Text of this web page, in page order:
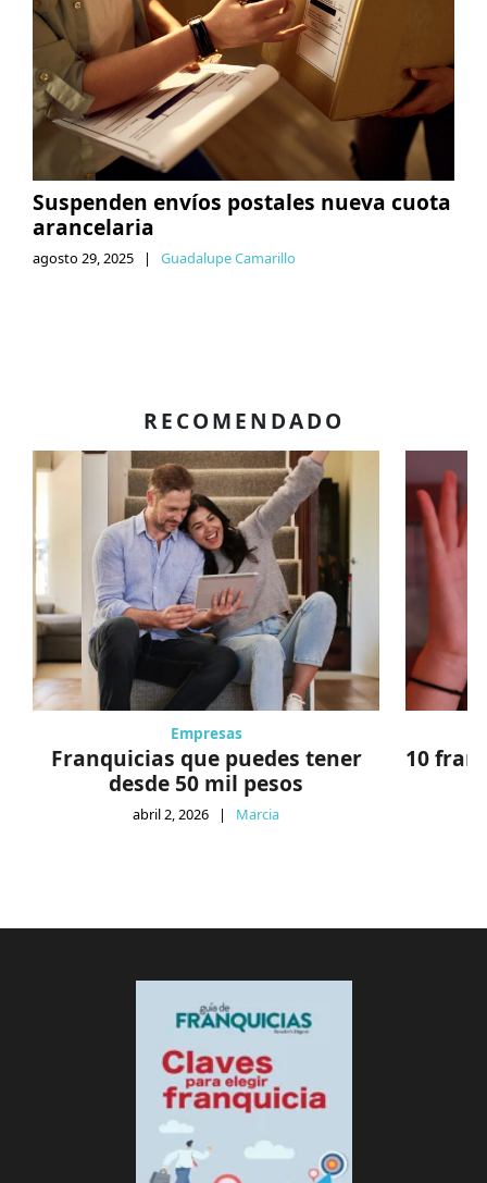
Suspenden envíos postales nueva cuota
arancelaria
agosto 29, 2025 | Guadalupe Camarillo
RECOMENDADO
Empresas
Franquicias que puedes tener
desde 50 mil pesos
abril 2, 2026 | Marcia
10